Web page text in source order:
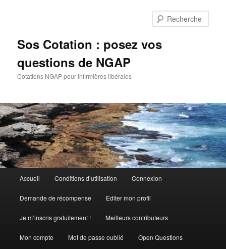
Sos Cotation : posez vos
questions de NGAP
Cotations NGAP pour infirmières libérales
principal
Accueil Conditions d’utilisation Connexion
Demande de récompense Editer mon profil
Je m’inscris gratuitement ! Meilleurs contributeurs
Mon compte Mot de passe oublié Open Questions